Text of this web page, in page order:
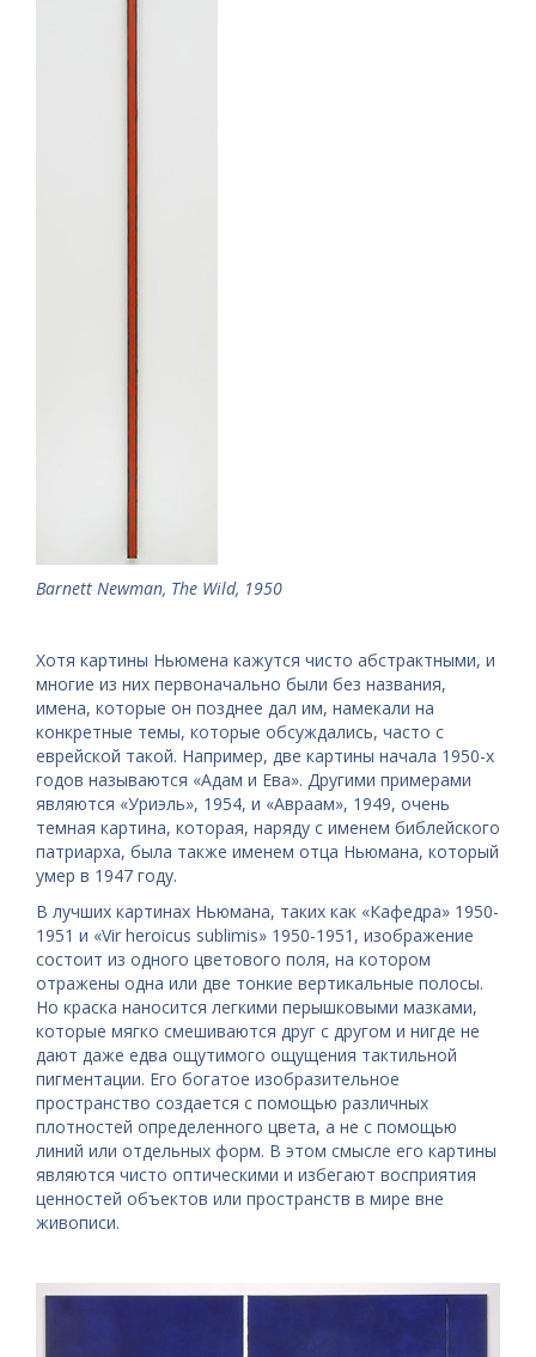
Barnett Newman, The Wild, 1950
Хотя картины Ньюмена кажутся чисто абстрактными, и
многие из них первоначально были без названия,
имена, которые он позднее дал им, намекали на
конкретные темы, которые обсуждались, часто с
еврейской такой. Например, две картины начала 1950-х
годов называются «Адам и Ева». Другими примерами
являются «Уриэль», 1954, и «Авраам», 1949, очень
темная картина, которая, наряду с именем библейского
патриарха, была также именем отца Ньюмана, который
умер в 1947 году.
В лучших картинах Ньюмана, таких как «Кафедра» 1950-
1951 и «Vir heroicus sublimis» 1950-1951, изображение
состоит из одного цветового поля, на котором
отражены одна или две тонкие вертикальные полосы.
Но краска наносится легкими перышковыми мазками,
которые мягко смешиваются друг с другом и нигде не
дают даже едва ощутимого ощущения тактильной
пигментации. Его богатое изобразительное
пространство создается с помощью различных
плотностей определенного цвета, а не с помощью
линий или отдельных форм. В этом смысле его картины
являются чисто оптическими и избегают восприятия
ценностей объектов или пространств в мире вне
живописи.